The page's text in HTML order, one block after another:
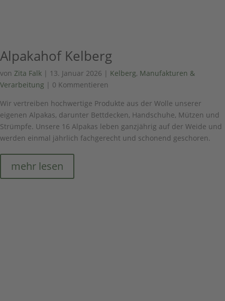
Alpakahof Kelberg
von Zita Falk | 13. Januar 2026 | Kelberg, Manufakturen &
Verarbeitung | 0 Kommentieren
Wir vertreiben hochwertige Produkte aus der Wolle unserer
eigenen Alpakas, darunter Bettdecken, Handschuhe, Mützen und
Strümpfe. Unsere 16 Alpakas leben ganzjährig auf der Weide und
werden einmal jährlich fachgerecht und schonend geschoren.
mehr lesen